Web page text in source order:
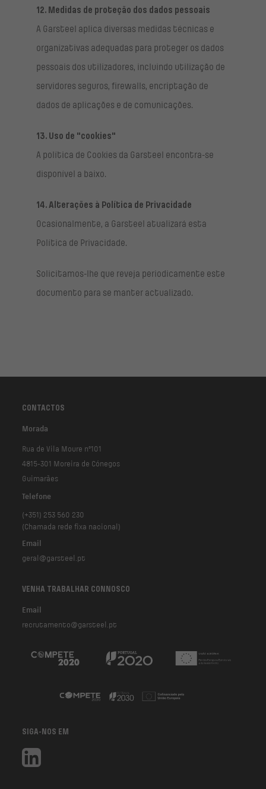
12. Medidas de proteção dos dados pessoais
A Garsteel aplica diversas medidas técnicas e
organizativas adequadas para proteger os dados
pessoais dos utilizadores, incluindo utilização de
servidores seguros, firewalls, encriptação de
dados de aplicações e de comunicações.
13. Uso de "cookies"
A política de Cookies da Garsteel encontra-se
disponível a baixo.
14. Alterações à Política de Privacidade
Ocasionalmente, a Garsteel atualizará esta
Política de Privacidade.
Solicitamos-lhe que reveja periodicamente este
documento para se manter actualizado.
CONTACTOS
Morada
Rua de Vila Moure nº101
4815-301 Moreira de Cónegos
Guimarães
Telefone
(+351) 253 560 230
(Chamada rede fixa nacional)
Email
geral@garsteel.pt
VENHA TRABALHAR CONNOSCO
Email
recrutamento@garsteel.pt
SIGA-NOS EM